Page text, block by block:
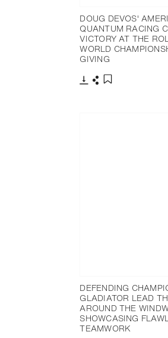
DOUG DEVOS'
QUANTUM RACING
VICTORY AT THE
WORLD
GIVING
DEFENDING
GLADIATOR LEAD
AROUND THE
SHOWCASING
TEAMWORK